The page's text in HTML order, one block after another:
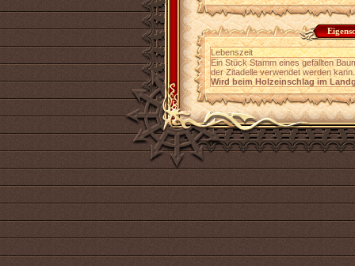
Lebenszeit
Ein Stück Stamm eines gefällten
der Zitadelle verwendet werden kann.
Wird beim Holzeinschlag im